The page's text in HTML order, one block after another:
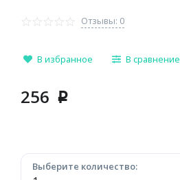
Отзывы: 0
В избранное В сравнение
256 p
Выберите количество: